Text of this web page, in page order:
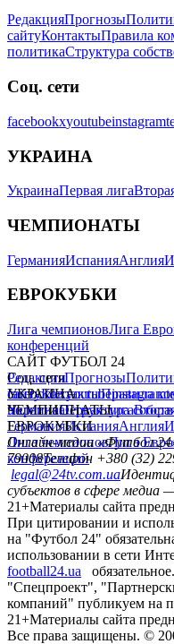
РедакцияПрогнозы
сайтуКонтактыПравила
политикаСтруктура
Соц. сети
facebookxyoutubeinstagram
УКРАИНА
УкраинаПервая лига
ЧЕМПИОНАТЫ
ГерманияИспанияАнглия
ЕВРОКУБКИ
Лига чемпионовЛига
конференций
САЙТ ФУТБОЛ 24
РедакцияПрогнозы
сайтуКонтактыПравила
политикаСтруктура
Соц. сети
facebookxyoutubeinstagram
УКРАИНА
УкраинаПервая лига
ЧЕМПИОНАТЫ
ГерманияИспанияАнглия
ЕВРОКУБКИ
Лига чемпионовЛига
конференций
Онлайн-медиа «Футбол
79008Телефон +380 (32)
legal@24tv.com.ua
субъектов в сфере медиа
21+Материалы сайта
При цитировании и
на "Футбол 24"
использовании в сети
football24.ua
"Спецпроект",
компаний" публикуем на
21+Материалы сайта
Все права защищены. ©